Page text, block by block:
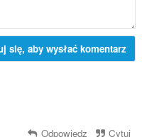
się, aby wysłać komentarz
Odpowiedz Cytuj